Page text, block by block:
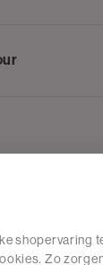
shopervaring
Zo